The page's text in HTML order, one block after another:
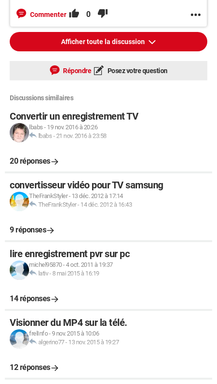
Commenter 0
Afficher toute la discussion
Répondre Posez votre question
Discussions similaires
Convertir un enregistrement TV
lbabs - 19 nov. 2016 à 20:26
lbabs -21 nov. 2016 à 23:58
20 réponses
convertisseur vidéo pour TV samsung
TheFrankStyler- 13 déc. 2012 à 17:14
TheFrankStyler- 14 déc. 2012 à 16:43
9 réponses
lire enregistrement pvr sur pc
michel95870-4 oct. 2011 à 19:37
lativ- 8 mai 2015 à 16:19
14 réponses
Visionner du MP4 sur la télé.
frelInfo-9 nov. 2015 à 10:06
algerino77- 13 nov. 2015 à 19:27
12 réponses